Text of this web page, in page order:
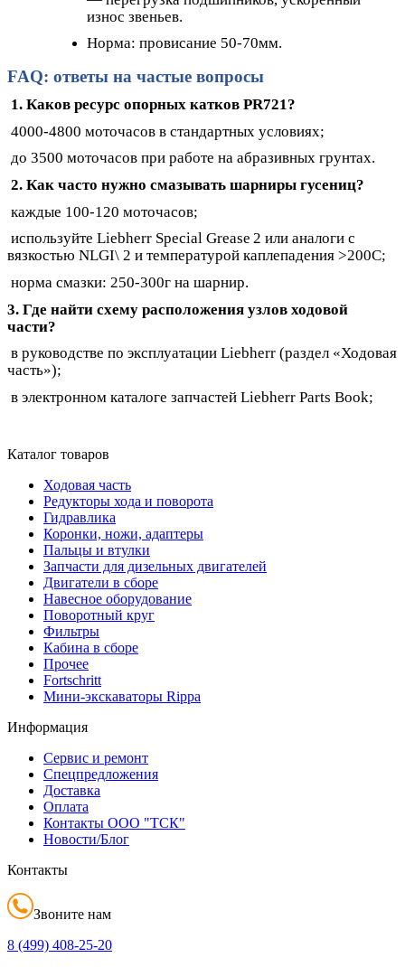
износ звеньев.
Норма: провисание 50-70мм.
FAQ: ответы на частые вопросы
1. Каков ресурс опорных катков PR721?
4000-4800 моточасов в стандартных условиях;
до 3500 моточасов при работе на абразивных грунтах.
2. Как часто нужно смазывать шарниры гусениц?
каждые 100-120 моточасов;
используйте Liebherr Special Grease 2 или аналоги с
вязкостью NLGI\ 2 и температурой каплепадения >200C;
норма смазки: 250-300г на шарнир.
3. Где найти схему расположения узлов ходовой
части?
в руководстве по эксплуатации Liebherr (раздел «Ходовая
часть»);
в электронном каталоге запчастей Liebherr Parts Book;
Каталог товаров
Ходовая часть
Редукторы хода и поворота
Гидравлика
Коронки, ножи, адаптеры
Пальцы и втулки
Запчасти для дизельных двигателей
Двигатели в сборе
Навесное оборудование
Поворотный круг
Фильтры
Кабина в сборе
Прочее
Fortschritt
Мини-экскаваторы Rippa
Информация
Сервис и ремонт
Спецпредложения
Доставка
Оплата
Контакты ООО "ТСК"
Новости/Блог
Контакты
Звоните нам
8 (499) 408-25-20